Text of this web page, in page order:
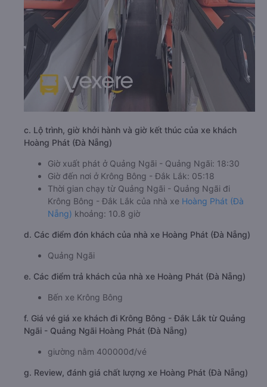
c. Lộ trình, giờ khởi hành và giờ kết thúc của xe khách
Hoàng Phát (Đà Nẵng)
Giờ xuất phát ở Quảng Ngãi - Quảng Ngãi: 18:30
Giờ đến nơi ở Krông Bông - Đắk Lắk: 05:18
Thời gian chạy từ Quảng Ngãi - Quảng Ngãi đi
Krông Bông - Đắk Lắk của nhà xe Hoàng Phát (Đà
Nẵng) khoảng: 10.8 giờ
d. Các điểm đón khách của nhà xe Hoàng Phát (Đà Nẵng)
Quảng Ngãi
e. Các điểm trả khách của nhà xe Hoàng Phát (Đà Nẵng)
Bến xe Krông Bông
f. Giá vé giá xe khách đi Krông Bông - Đắk Lắk từ Quảng
Ngãi - Quảng Ngãi Hoàng Phát (Đà Nẵng)
giường nằm 400000đ/vé
g. Review, đánh giá chất lượng xe Hoàng Phát (Đà Nẵng)